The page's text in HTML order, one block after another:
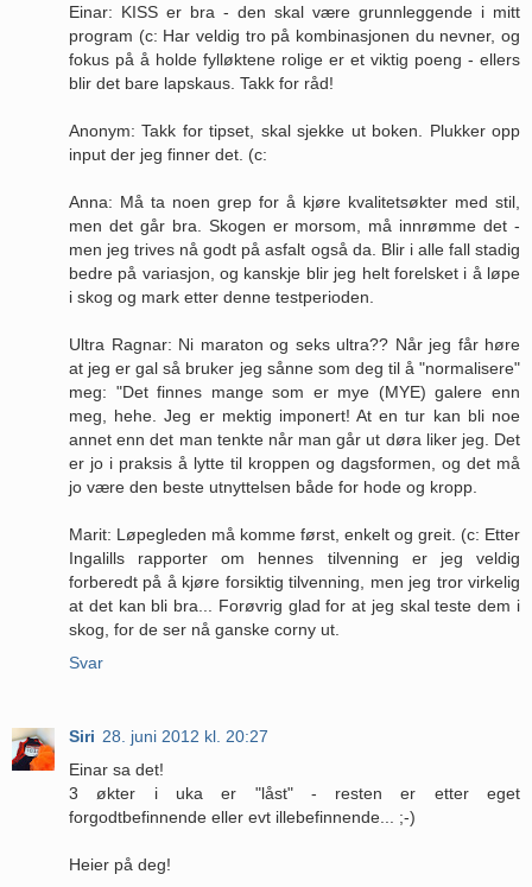
Einar: KISS er bra - den skal være grunnleggende i mitt
program (c: Har veldig tro på kombinasjonen du nevner, og
fokus på å holde fylløktene rolige er et viktig poeng - ellers
blir det bare lapskaus. Takk for råd!
Anonym: Takk for tipset, skal sjekke ut boken. Plukker opp
input der jeg finner det. (c:
Anna: Må ta noen grep for å kjøre kvalitetsøkter med stil,
men det går bra. Skogen er morsom, må innrømme det -
men jeg trives nå godt på asfalt også da. Blir i alle fall stadig
bedre på variasjon, og kanskje blir jeg helt forelsket i å løpe
i skog og mark etter denne testperioden.
Ultra Ragnar: Ni maraton og seks ultra?? Når jeg får høre
at jeg er gal så bruker jeg sånne som deg til å "normalisere"
meg: "Det finnes mange som er mye (MYE) galere enn
meg, hehe. Jeg er mektig imponert! At en tur kan bli noe
annet enn det man tenkte når man går ut døra liker jeg. Det
er jo i praksis å lytte til kroppen og dagsformen, og det må
jo være den beste utnyttelsen både for hode og kropp.
Marit: Løpegleden må komme først, enkelt og greit. (c: Etter
Ingalills rapporter om hennes tilvenning er jeg veldig
forberedt på å kjøre forsiktig tilvenning, men jeg tror virkelig
at det kan bli bra... Forøvrig glad for at jeg skal teste dem i
skog, for de ser nå ganske corny ut.
Svar
Siri 28. juni 2012 kl. 20:27
Einar sa det!
3 økter i uka er "låst" - resten er etter eget
forgodtbefinnende eller evt illebefinnende... ;-)
Heier på deg!